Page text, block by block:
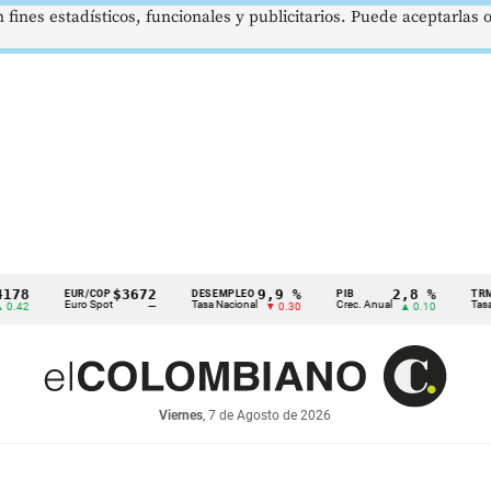
EUR/COP
Euro Spot
$3672
—
DESEMPLEO
Tasa Nacional
9,9 %
▼ 0.30
PIB
Crec. Anual
2,8 %
▲ 0.10
TRM
Tasa Rep.
Viernes, 7 de Agosto de 2026
estadísticos, funcionales y publicitarios. Puede aceptarlas